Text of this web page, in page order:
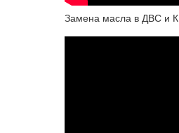
Замена масла в ДВС и